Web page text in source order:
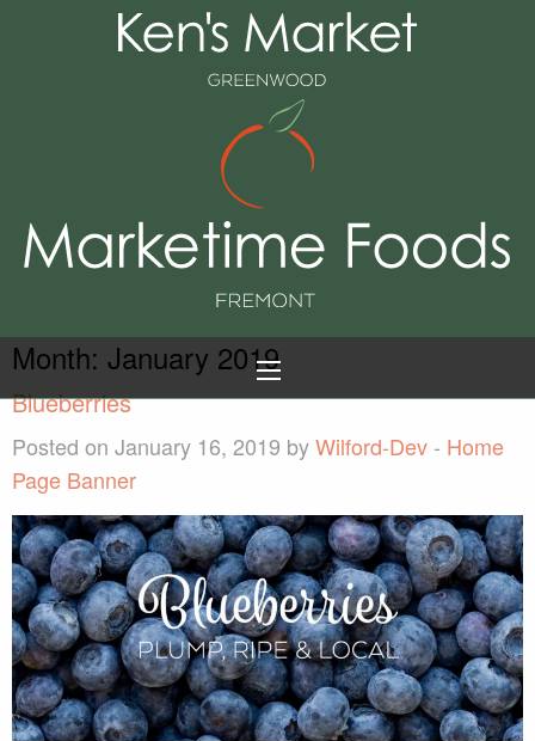
Month: January 2019
Blueberries
Posted on January 16, 2019 byWilford-Dev - Home
Page Banner